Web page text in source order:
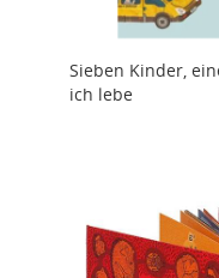
Sieben Kinder,
ich lebe